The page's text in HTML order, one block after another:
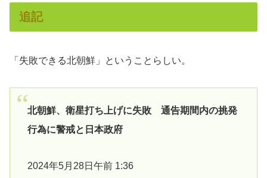
追記
「失敗できる北朝鮮」ということらしい。
北朝鮮、衛星打ち上げに失敗 通告期間内の挑発
行為に警戒と日本政府
2024年5月28日午前 1:36